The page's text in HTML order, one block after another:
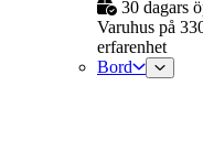
30 dagars
Varuhus på
erfarenhet
Bord